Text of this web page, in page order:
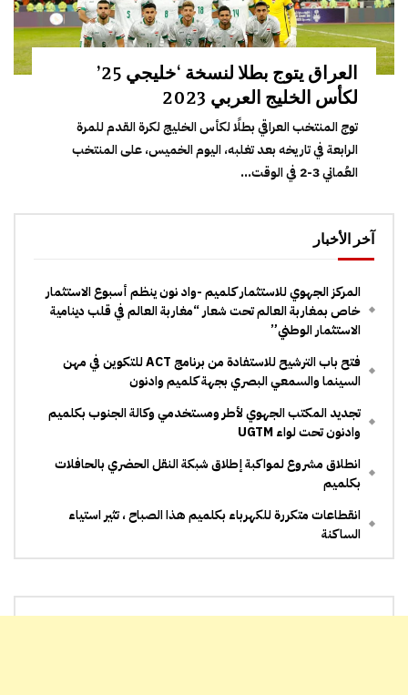
العراق يتوج بطلا لنسخة ‘خليجي 25’
لكأس الخليج العربي 2023
توج المنتخب العراقي بطلًا لكأس الخليج لكرة القدم للمرة
الرابعة في تاريخه بعد تغلبه، اليوم الخميس، على المنتخب
العُماني 3-2 في الوقت...
آخر الأخبار
المركز الجهوي للاستثمار كلميم -واد نون ينظم أسبوع الاستثمار
خاص بمغاربة العالم تحت شعار “مغاربة العالم في قلب دينامية
الاستثمار الوطني”
فتح باب الترشيح للاستفادة من برنامج ACT للتكوين في مهن
السينما والسمعي البصري بجهة كلميم وادنون
تجديد المكتب الجهوي لأطر ومستخدمي وكالة الجنوب بكلميم
وادنون تحت لواء UGTM
انطلاق مشروع لمواكبة إطلاق شبكة النقل الحضري بالحافلات
بكلميم
انقطاعات متكررة للكهرباء بكلميم هذا الصباح ، تثير استياء
الساكنة